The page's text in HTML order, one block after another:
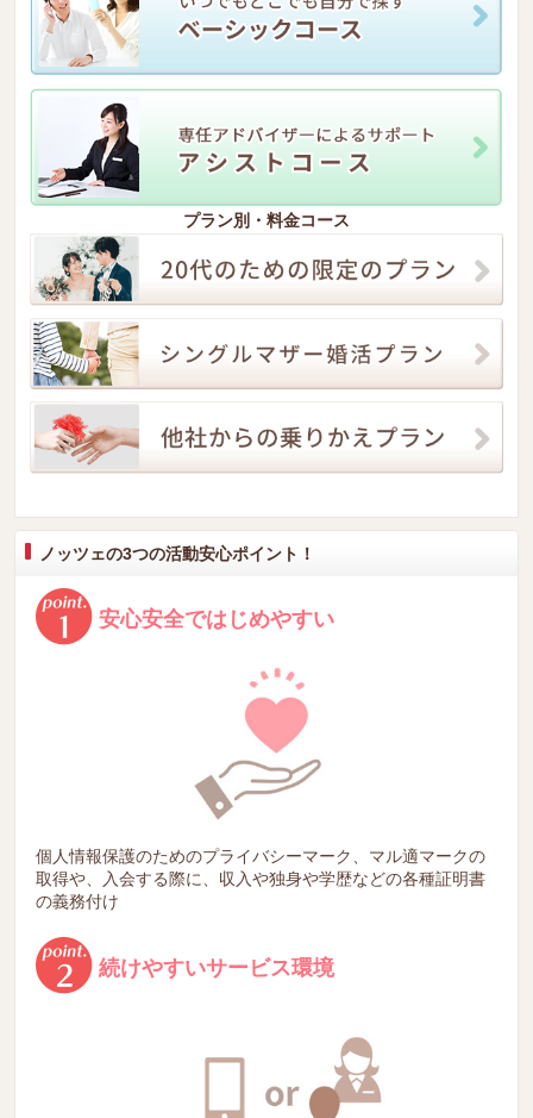
プラン別・料金コース
ノッツェの3つの活動安心ポイント！
安心安全ではじめやすい
個人情報保護のためのプライバシーマーク、マル適マークの
取得や、入会する際に、収入や独身や学歴などの各種証明書
の義務付け
続けやすいサービス環境